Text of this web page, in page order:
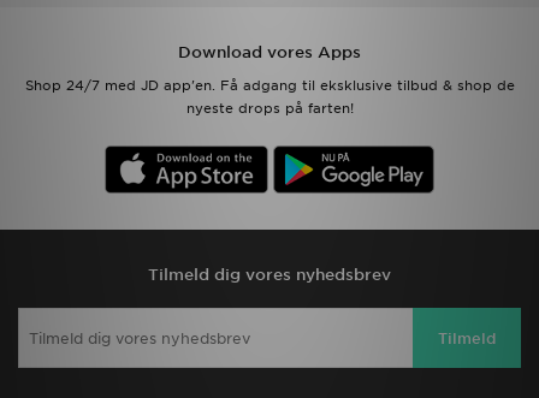
Download vores Apps
Shop 24/7 med JD app'en. Få adgang til eksklusive tilbud & shop de
nyeste drops på farten!
Tilmeld dig vores nyhedsbrev
Tilmeld